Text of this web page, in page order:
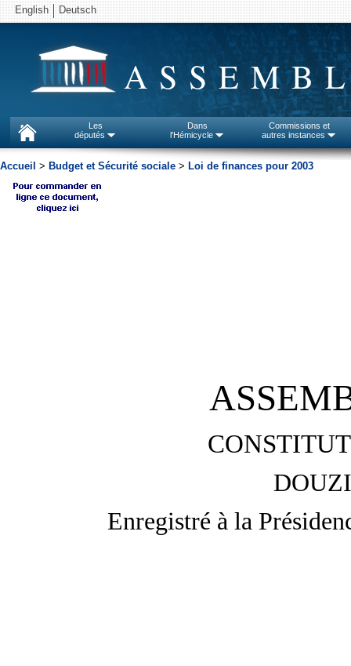
English Deutsch
Les
députés
Dans
l'Hémicycle
Commissions et
autres instances
Accueil > Budget et Sécurité sociale > Loi de finances pour 2003
Enregistré à la